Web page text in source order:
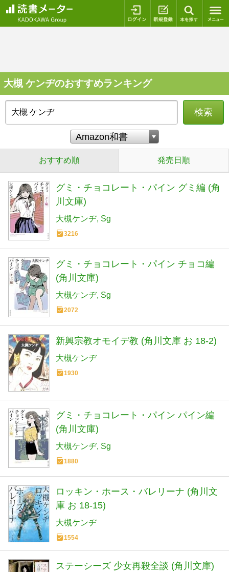
ログイン 新規登録
大槻 ケンヂのおすすめランキング
検索
おすすめ順 発売日順
グミ・チョコレート・パイン グミ編 (角
川文庫)
大槻ケンヂ Sg
3216
グミ・チョコレート・パイン チョコ編
(角川文庫)
大槻ケンヂ Sg
2072
新興宗教オモイデ教 (角川文庫 お 18-2)
大槻ケンヂ
1930
グミ・チョコレート・パイン パイン編
(角川文庫)
大槻ケンヂ Sg
1880
ロッキン・ホース・バレリーナ (角川文
庫 お 18-15)
大槻ケンヂ
1554
ステーシーズ 少女再殺全談 (角川文庫)